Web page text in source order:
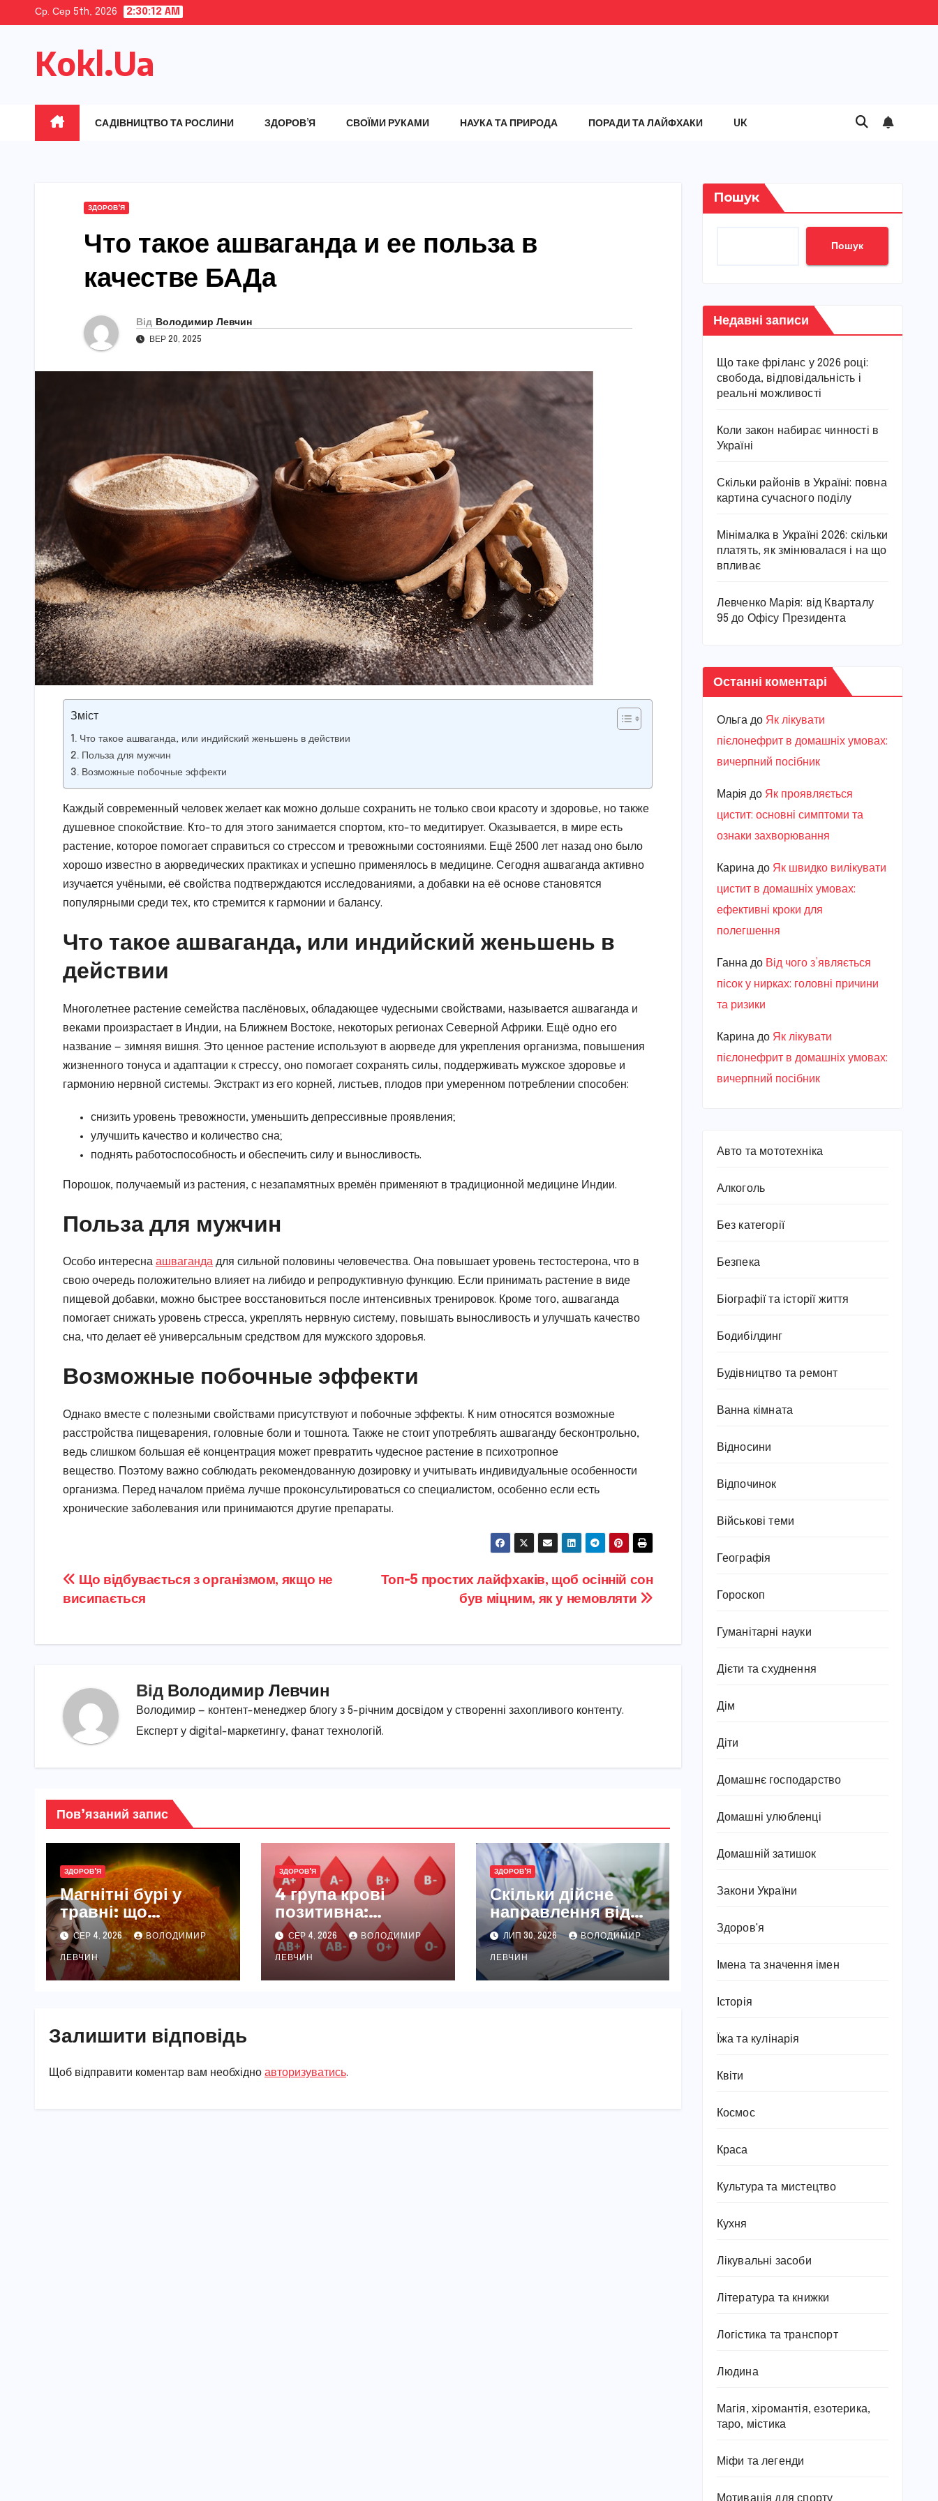
content
Ср. Сер 5th, 2026 2:30:13 AM
Kokl.Ua
САДІВНИЦТВО ТА РОСЛИНИ ЗДОРОВ’Я СВОЇМИ РУКАМИ НАУКА ТА ПРИРОДА ПОРАДИ ТА ЛАЙФХАКИ UK
ЗДОРОВ'Я
Что такое ашваганда и ее польза в
качестве БАДа
Від Володимир Левчин
ВЕР 20, 2025
Зміст
Что такое ашваганда, или индийский женьшень в действии
Польза для мужчин
Возможные побочные эффекти
Каждый современный человек желает как можно дольше сохранить не только свои красоту и здоровье, но также
душевное спокойствие. Кто-то для этого занимается спортом, кто-то медитирует. Оказывается, в мире есть
растение, которое помогает справиться со стрессом и тревожными состояниями. Ещё 2500 лет назад оно было
хорошо известно в аюрведических практиках и успешно применялось в медицине. Сегодня ашваганда активно
изучается учёными, её свойства подтверждаются исследованиями, а добавки на её основе становятся
популярными среди тех, кто стремится к гармонии и балансу.
Что такое ашваганда, или индийский женьшень в
действии
Многолетнее растение семейства паслёновых, обладающее чудесными свойствами, называется ашваганда и
веками произрастает в Индии, на Ближнем Востоке, некоторых регионах Северной Африки. Ещё одно его
название — зимняя вишня. Это ценное растение используют в аюрведе для укрепления организма, повышения
жизненного тонуса и адаптации к стрессу, оно помогает сохранять силы, поддерживать мужское здоровье и
гармонию нервной системы. Экстракт из его корней, листьев, плодов при умеренном потреблении способен:
снизить уровень тревожности, уменьшить депрессивные проявления;
улучшить качество и количество сна;
поднять работоспособность и обеспечить силу и выносливость.
Порошок, получаемый из растения, с незапамятных времён применяют в традиционной медицине Индии.
Польза для мужчин
Особо интересна ашваганда для сильной половины человечества. Она повышает уровень тестостерона, что в
свою очередь положительно влияет на либидо и репродуктивную функцию. Если принимать растение в виде
пищевой добавки, можно быстрее восстановиться после интенсивных тренировок. Кроме того, ашваганда
помогает снижать уровень стресса, укреплять нервную систему, повышать выносливость и улучшать качество
сна, что делает её универсальным средством для мужского здоровья.
Возможные побочные эффекти
Однако вместе с полезными свойствами присутствуют и побочные эффекты. К ним относятся возможные
расстройства пищеварения, головные боли и тошнота. Также не стоит употреблять ашваганду бесконтрольно,
ведь слишком большая её концентрация может превратить чудесное растение в психотропное
вещество. Поэтому важно соблюдать рекомендованную дозировку и учитывать индивидуальные особенности
организма. Перед началом приёма лучше проконсультироваться со специалистом, особенно если есть
хронические заболевания или принимаются другие препараты.
Навігація
Топ-5 простих лайфхаків, щоб осінній сон
був міцним, як у немовляти
Що відбувається з організмом, якщо не
висипається
Від Володимир Левчин
Володимир — контент-менеджер блогу з 5-річним досвідом у створенні захопливого контенту.
Експерт у digital-маркетингу, фанат технологій.
Пов’язаний запис
ЗДОРОВ'Я
Магнітні бурі у
травні: що
відбувається з
Землею і нашим
самопочуттям
СЕР 4, 2026 ВОЛОДИМИР
ЛЕВЧИН
ЗДОРОВ'Я
4 група крові
позитивна:
особливості
рідкісного типу
СЕР 4, 2026 ВОЛОДИМИР
ЛЕВЧИН
ЗДОРОВ'Я
Скільки дійсне
направлення від
сімейного лікаря
ЛИП 30, 2026 ВОЛОДИМИР
ЛЕВЧИН
Залишити відповідь
Щоб відправити коментар вам необхідно авторизуватись.
Пошук
Пошук
Недавні записи
Що таке фріланс у 2026 році:
свобода, відповідальність і
реальні можливості
Коли закон набирає чинності в
Україні
Скільки районів в Україні: повна
картина сучасного поділу
Мінімалка в Україні 2026: скільки
платять, як змінювалася і на що
впливає
Левченко Марія: від Кварталу
95 до Офісу Президента
Останні коментарі
Ольгадо Як лікувати
пієлонефрит в домашніх умовах:
вичерпний посібник
Марiя до Як проявляється
цистит: основні симптоми та
ознаки захворювання
Каринадо Як швидко вилікувати
цистит в домашніх умовах:
ефективні кроки для
полегшення
Ганнадо Від чого з’являється
пісок у нирках: головні причини
та ризики
Каринадо Як лікувати
пієлонефрит в домашніх умовах:
вичерпний посібник
Авто та мототехніка
Алкоголь
Без категорії
Безпека
Біографії та історії життя
Бодибілдинг
Будівництво та ремонт
Ванна кімната
Відносини
Відпочинок
Військові теми
Географія
Гороскоп
Гуманітарні науки
Дієти та схуднення
Дім
Діти
Домашнє господарство
Домашні улюбленці
Домашній затишок
Закони України
Здоров'я
Імена та значення імен
Історія
Їжа та кулінарія
Квіти
Космос
Краса
Культура та мистецтво
Кухня
Лікувальні засоби
Література та книжки
Логістика та транспорт
Людина
Магія, хіромантія, езотерика,
таро, містика
Міфи та легенди
Мотивація для спорту